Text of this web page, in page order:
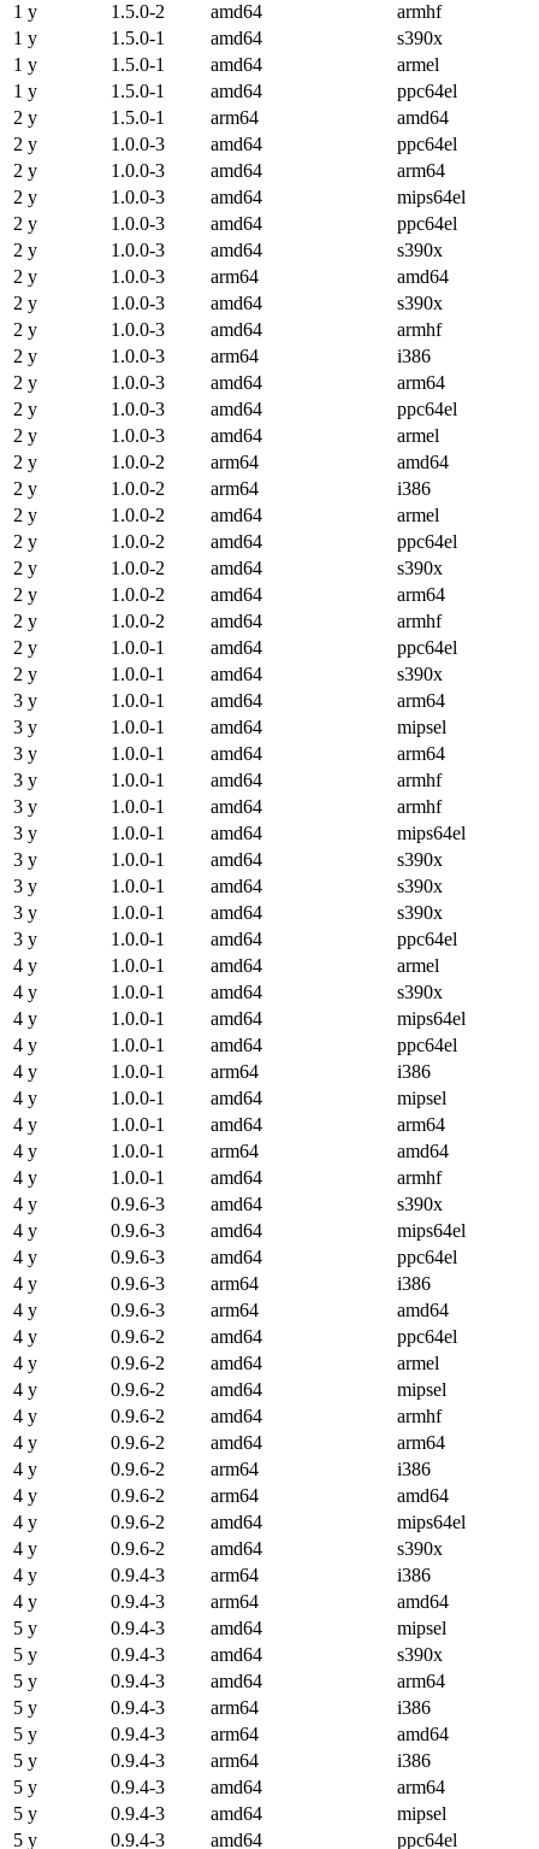
1 y
1.5.0-2 amd64
armhf
1 y
1.5.0-1 amd64
s390x
1 y
1.5.0-1 amd64
armel
1 y
1.5.0-1 amd64
ppc64el
2 y
1.5.0-1 arm64
amd64
2 y
1.0.0-3 amd64
ppc64el
2 y
1.0.0-3 amd64
arm64
2 y
1.0.0-3 amd64
mips64el
2 y
1.0.0-3 amd64
ppc64el
2 y
1.0.0-3 amd64
s390x
2 y
1.0.0-3 arm64
amd64
2 y
1.0.0-3 amd64
s390x
2 y
1.0.0-3 amd64
armhf
2 y
1.0.0-3 arm64
i386
2 y
1.0.0-3 amd64
arm64
2 y
1.0.0-3 amd64
ppc64el
2 y
1.0.0-3 amd64
armel
2 y
1.0.0-2 arm64
amd64
2 y
1.0.0-2 arm64
i386
2 y
1.0.0-2 amd64
armel
2 y
1.0.0-2 amd64
ppc64el
2 y
1.0.0-2 amd64
s390x
2 y
1.0.0-2 amd64
arm64
2 y
1.0.0-2 amd64
armhf
2 y
1.0.0-1 amd64
ppc64el
2 y
1.0.0-1 amd64
s390x
3 y
1.0.0-1 amd64
arm64
3 y
1.0.0-1 amd64
mipsel
3 y
1.0.0-1 amd64
arm64
3 y
1.0.0-1 amd64
armhf
3 y
1.0.0-1 amd64
armhf
3 y
1.0.0-1 amd64
mips64el
3 y
1.0.0-1 amd64
s390x
3 y
1.0.0-1 amd64
s390x
3 y
1.0.0-1 amd64
s390x
3 y
1.0.0-1 amd64
ppc64el
4 y
1.0.0-1 amd64
armel
4 y
1.0.0-1 amd64
s390x
4 y
1.0.0-1 amd64
mips64el
4 y
1.0.0-1 amd64
ppc64el
4 y
1.0.0-1 arm64
i386
4 y
1.0.0-1 amd64
mipsel
4 y
1.0.0-1 amd64
arm64
4 y
1.0.0-1 arm64
amd64
4 y
1.0.0-1 amd64
armhf
4 y
0.9.6-3 amd64
s390x
4 y
0.9.6-3 amd64
mips64el
4 y
0.9.6-3 amd64
ppc64el
4 y
0.9.6-3 arm64
i386
4 y
0.9.6-3 arm64
amd64
4 y
0.9.6-2 amd64
ppc64el
4 y
0.9.6-2 amd64
armel
4 y
0.9.6-2 amd64
mipsel
4 y
0.9.6-2 amd64
armhf
4 y
0.9.6-2 amd64
arm64
4 y
0.9.6-2 arm64
i386
4 y
0.9.6-2 arm64
amd64
4 y
0.9.6-2 amd64
mips64el
4 y
0.9.6-2 amd64
s390x
4 y
0.9.4-3 arm64
i386
4 y
0.9.4-3 arm64
amd64
5 y
0.9.4-3 amd64
mipsel
5 y
0.9.4-3 amd64
s390x
5 y
0.9.4-3 amd64
arm64
5 y
0.9.4-3 arm64
i386
5 y
0.9.4-3 arm64
amd64
5 y
0.9.4-3 arm64
i386
5 y
0.9.4-3 amd64
arm64
5 y
0.9.4-3 amd64
mipsel
5 y
0.9.4-3 amd64 ppc64el